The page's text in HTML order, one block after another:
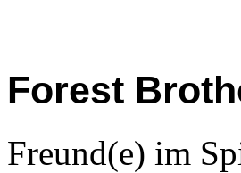
Forest
Freund(e) im